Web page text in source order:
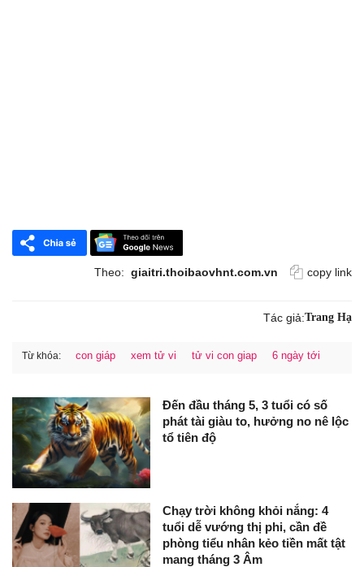
Theo: giaitri.thoibaovhnt.com.vn copy link
Tác giả:Trang Hạ
Từ khóa: con giáp xem tử vi tử vi con giap 6 ngày tới
Đến đầu tháng 5, 3 tuổi có số
phát tài giàu to, hưởng no nê lộc
tổ tiên độ
Chạy trời không khỏi nắng: 4
tuổi dễ vướng thị phi, cần đề
phòng tiểu nhân kẻo tiền mất tật
mang tháng 3 Âm